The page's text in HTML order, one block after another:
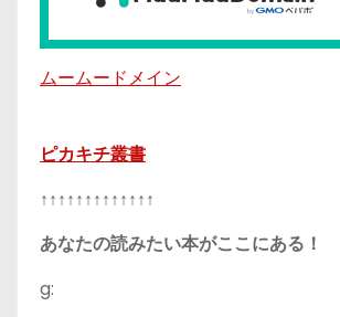
ムームードメイン
ピカキチ叢書
↑↑↑↑↑↑↑↑↑↑↑↑↑
あなたの読みたい本がここにある！
g: